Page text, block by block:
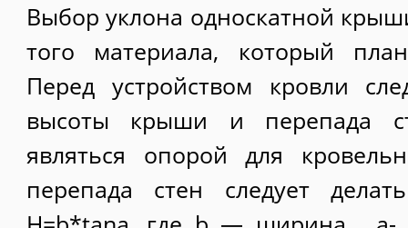
Выбор уклона односкатной
того материала, который
Перед устройством кровли
высоты крыши и перепада
являться опорой для
перепада стен следует